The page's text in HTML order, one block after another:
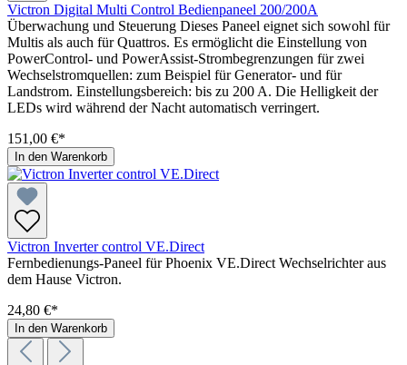
Victron Digital Multi Control Bedienpaneel 200/200A
Überwachung und Steuerung Dieses Paneel eignet sich sowohl für
Multis als auch für Quattros. Es ermöglicht die Einstellung von
PowerControl- und PowerAssist-Strombegrenzungen für zwei
Wechselstromquellen: zum Beispiel für Generator- und für
Landstrom. Einstellungsbereich: bis zu 200 A. Die Helligkeit der
LEDs wird während der Nacht automatisch verringert.
151,00 €*
In den Warenkorb
Victron Inverter control VE.Direct
Fernbedienungs-Paneel für Phoenix VE.Direct Wechselrichter aus
dem Hause Victron.
24,80 €*
In den Warenkorb